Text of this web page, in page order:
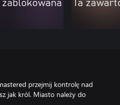
zablokowana Ta
przejmij kontrolę nad
jak król. Miasto należy do